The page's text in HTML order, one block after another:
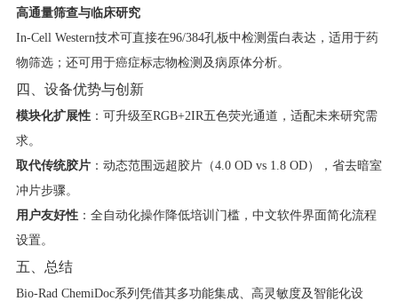
高通量筛查与临床研究
In-Cell Western技术可直接在96/384孔板中检测蛋白表达，适用于药
物筛选；还可用于癌症标志物检测及病原体分析。
四、设备优势与创新
模块化扩展性​：可升级至RGB+2IR五色荧光通道，适配未来研究需
求。
取代传统胶片​：动态范围远超胶片（4.0 OD vs 1.8 OD），省去暗室
冲片步骤。
用户友好性​：全自动化操作降低培训门槛，中文软件界面简化流程
设置。
五、总结
Bio-Rad ChemiDoc系列凭借其多功能集成、高灵敏度及智能化设